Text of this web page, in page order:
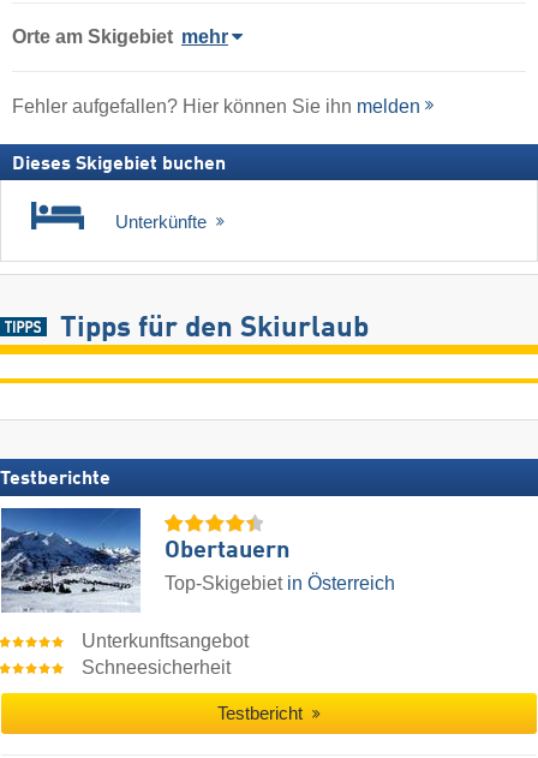
Orte am Skigebiet mehr
Fehler aufgefallen? Hier können Sie ihn melden
Dieses Skigebiet buchen
Unterkünfte
Tipps für den Skiurlaub
Testberichte
Obertauern
Top-Skigebiet in Österreich
Unterkunftsangebot
Schneesicherheit
Testbericht